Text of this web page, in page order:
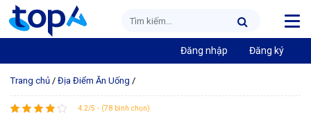
Đăng nhập Đăng ký
Trang chủ / Địa Điểm Ăn Uống /
4.2/5 - (78 bình chọn)